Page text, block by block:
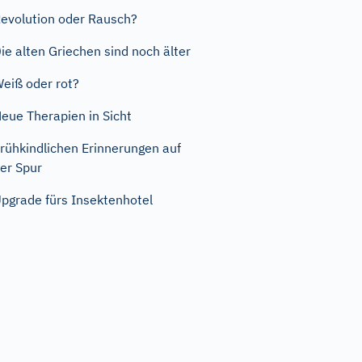
oder Rausch?
alten Griechen sind noch älter
oder rot?
Therapien in Sicht
Erinnerungen auf
Spur
fürs Insektenhotel